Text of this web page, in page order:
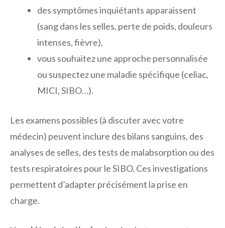
des symptômes inquiétants apparaissent
(sang dans les selles, perte de poids, douleurs
intenses, fièvre),
vous souhaitez une approche personnalisée
ou suspectez une maladie spécifique (celiac,
MICI, SIBO…).
Les examens possibles (à discuter avec votre
médecin) peuvent inclure des bilans sanguins, des
analyses de selles, des tests de malabsorption ou des
tests respiratoires pour le SIBO. Ces investigations
permettent d’adapter précisément la prise en
charge.